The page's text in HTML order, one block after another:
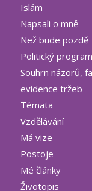
Islám
Napsali o mně
Než bude pozdě
Politický program
Souhrn názorů,
evidence tržeb
Témata
Vzdělávání
Má vize
Postoje
Mé články
Životopis